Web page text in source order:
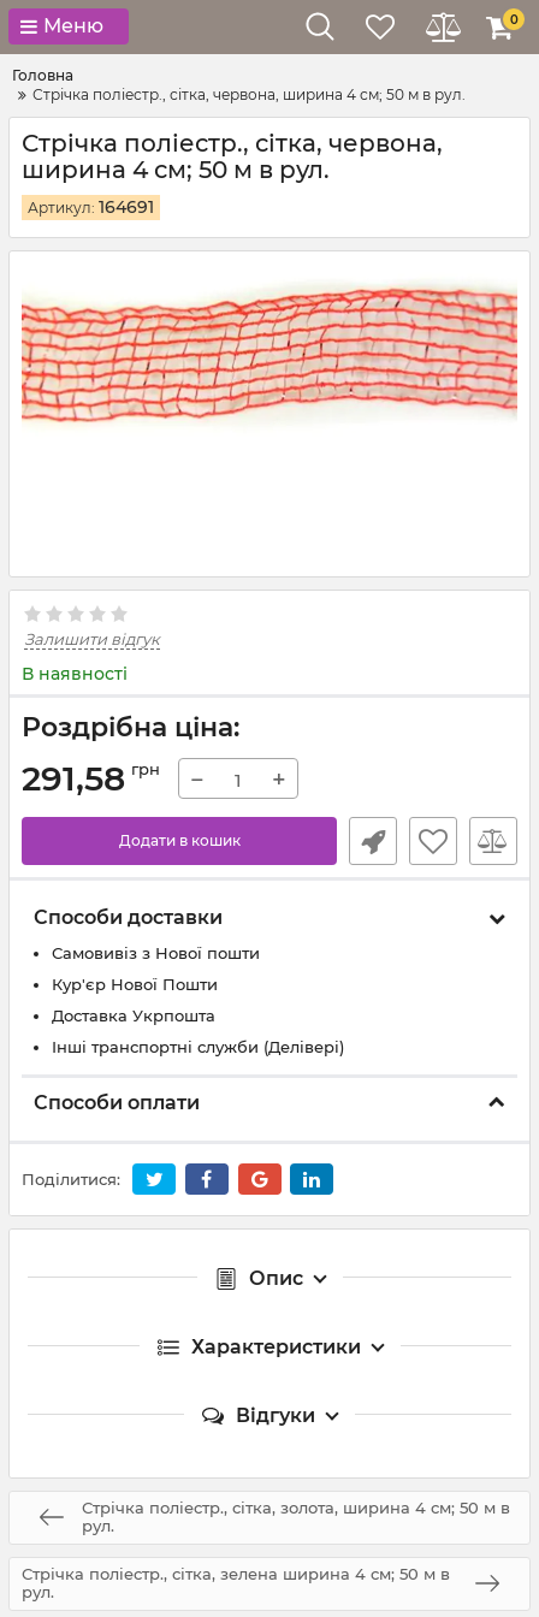
Меню 0
Головна
Стрічка поліестр., сітка, червона, ширина 4 см; 50 м в рул.
Стрічка поліестр., сітка, червона,
ширина 4 см; 50 м в рул.
Артикул: 164691
Залишити відгук
В наявності
Роздрібна ціна:
291,58 грн − +
Додати в кошик
Способи доставки
Самовивіз з Нової пошти
Кур'єр Нової Пошти
Доставка Укрпошта
Інші транспортні служби (Делівері)
Способи оплати
Поділитися:
Опис
Характеристики
Відгуки
Стрічка поліестр., сітка, золота, ширина 4 см; 50 м в
рул.
Стрічка поліестр., сітка, зелена ширина 4 см; 50 м в
рул.